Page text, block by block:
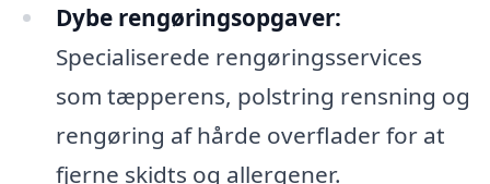
Dybe rengøringsopgaver:
Specialiserede rengøringsservices
som tæpperens, polstring rensning og
rengøring af hårde overflader for at
fjerne skidts og allergener.